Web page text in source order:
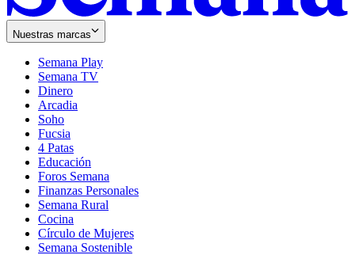
Nuestras marcas
Semana Play
Semana TV
Dinero
Arcadia
Soho
in
new
window
Fucsia
in
new
window
4 Patas
Educación
Foros Semana
Finanzas Personales
Semana Rural
Cocina
Círculo de Mujeres
Semana Sostenible